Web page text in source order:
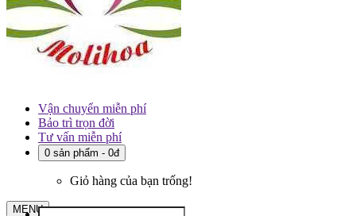
Vận chuyển miễn phí
Bảo trì trọn đời
Tư vấn miễn phí
0 sản phẩm - 0đ
Giỏ hàng của bạn trống!
MENU